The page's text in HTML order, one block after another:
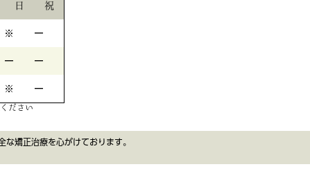
日 祝
※ ー
ー ー
※ ー
ださい
矯正治療を心がけております。